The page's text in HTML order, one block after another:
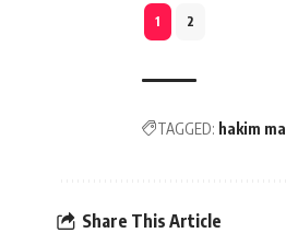
1 2
TAGGED: hakim ma
Share This Article